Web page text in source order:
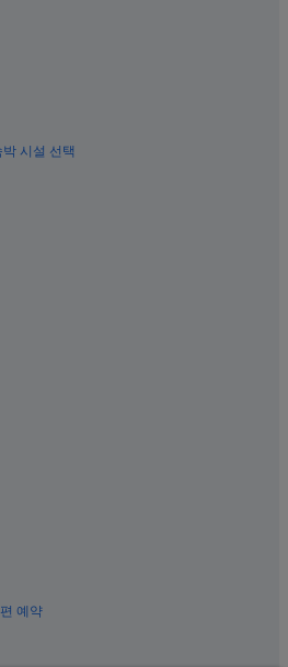
sur-Marne 역 근처 호텔
시설
시설 선택
예약